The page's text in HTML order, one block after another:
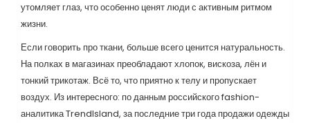
утомляет глаз, что особенно ценят люди с активным ритмом
жизни.
Если говорить про ткани, больше всего ценится натуральность.
На полках в магазинах преобладают хлопок, вискоза, лён и
тонкий трикотаж. Всё то, что приятно к телу и пропускает
воздух. Из интересного: по данным российского fashion-
аналитика TrendIsland, за последние три года продажи одежды